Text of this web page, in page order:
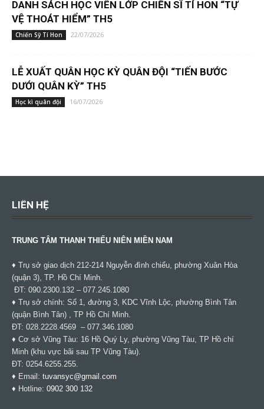
DANH SÁCH HỌC VIÊN LỚP CHIẾN SĨ TÍ HON “TỰ
VỆ THOÁT HIỂM” TH5
Chiến Sỹ Tí Hon 22/07/2026
LỄ XUẤT QUÂN HỌC KỲ QUÂN ĐỘI “TIẾN BƯỚC
DƯỚI QUÂN KỲ” TH5
Học kì quân đội 16/07/2026
LIÊN HỆ
TRUNG TÂM THANH THIẾU NIÊN MIỀN NAM
♦ Trụ sở giao dịch 212-214 Nguyễn đình chiểu, phường Xuân Hòa
(quận 3), TP. Hồ Chí Minh.
ĐT: 090.2300.132 – 077.245.1080
♦ Trụ sở chính: Số 1, đường 3, KDC Vĩnh Lộc, phường Bình Tân
(quận Bình Tân) , TP Hồ Chí Minh.
ĐT: 028.2228.4569 – 077.346.1080
♦ Cơ sở Vũng Tàu: 16 Hồ Quý Ly, phường Vũng Tàu, TP Hồ chí
Minh (khu vực bãi sau TP Vũng Tàu).
ĐT: 0254.6255.255.
♦ Email: tuvansyc@gmail.com
♦ Hotline: 0902 300 132